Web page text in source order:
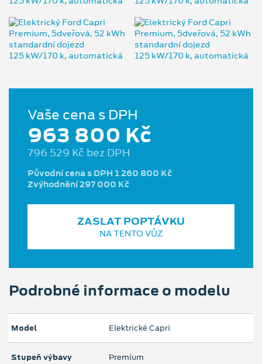
Vaše cena s DPH
963 800 Kč
796 529 Kč bez DPH
Původní cena s DPH 1 260 800 Kč
Zvýhodnění 297 000 Kč
ZASLAT POPTÁVKU
NA TENTO VŮZ
Podrobné informace o modelu
Model Elektrické Capri
Stupeň výbavy Premium